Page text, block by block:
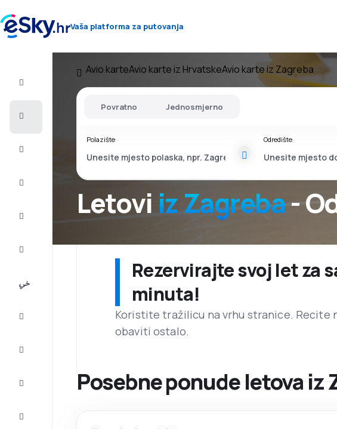
Vaša platforma za putovanja
Avio karteAvio karte iz HrvatskeAvio karte iz Zagreba
Letovi iz Zagreba-
Povratno Jednosmjerno
Polazište Odredište
Rezervirajte svoj let za
minuta!
Koristite tražilicu na vrhu stranice. Recite
obaviti ostalo.
Posebne ponude letova iz